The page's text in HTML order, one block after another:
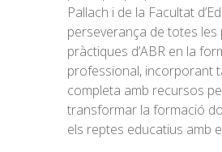
Pallach i de la Facultat
perseverança de totes
pràctiques d’ABR en la
professional, incorporant
completa amb recursos
transformar la formació
els reptes educatius amb